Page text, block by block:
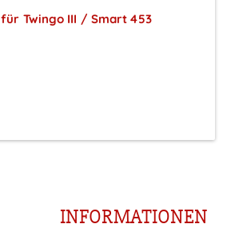
Twingo III / Smart 453
INFORMATIONEN